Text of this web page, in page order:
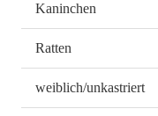
Kaninchen
Ratten
weiblich/unkastriert